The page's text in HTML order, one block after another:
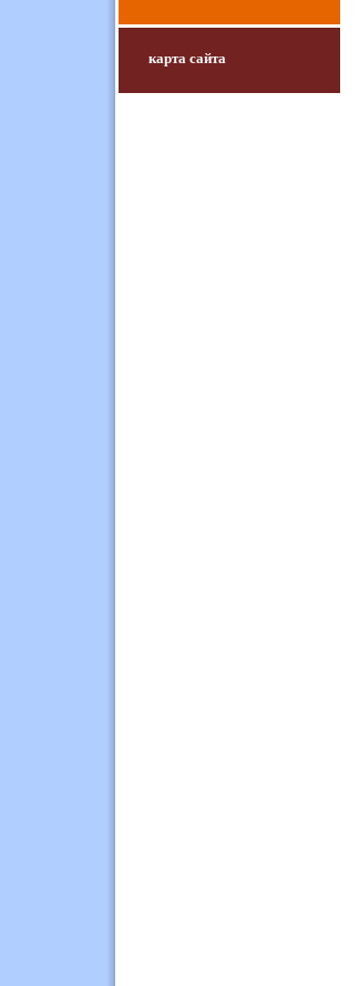
карта сайта